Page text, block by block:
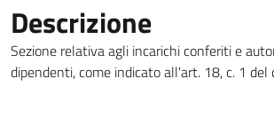
Descrizione
Sezione relativa agli incarichi conferiti e
dipendenti, come indicato all'art. 18, c. 1